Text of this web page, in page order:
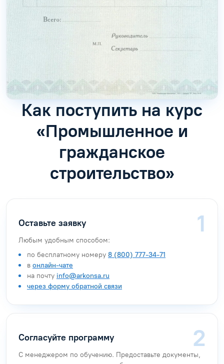
Как поступить на курс
«Промышленное и
гражданское
строительство»
Оставьте заявку
Любым удобным способом:
по бесплатному номеру 8 (800) 777-34-71
в онлайн-чате
на почту info@arkonsa.ru
через форму обратной связи
Согласуйте программу
С менеджером по обучению. Предоставьте документы,